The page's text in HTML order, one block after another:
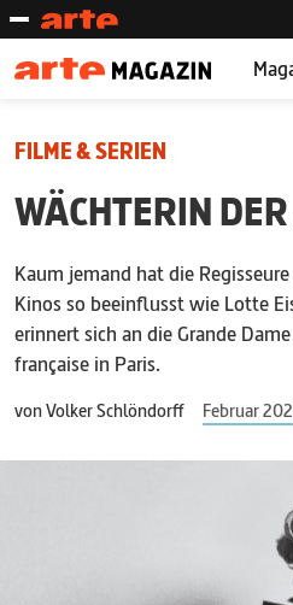
FILME & SERIEN
WÄCHTERIN
Kaum jemand hat die
Kinos so beeinflusst wie Lotte
erinnert sich an die Grande
française in Paris.
vonVolker Schlöndorff Februar